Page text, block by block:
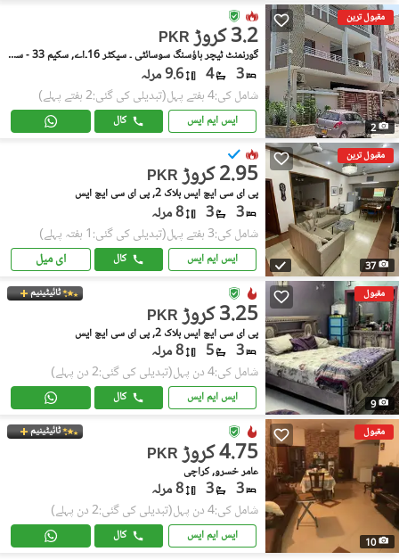
مقبول ترین
2
PKR 3.2 کروڑ
گورنمنٹ ٹیچر ہاؤسنگ سوسائٹی ۔ سیکٹر 16۔اے, سکیم 33 - سیکٹر 16-A
3
4 9.6 مرلہ
شامل کی:4 ہفتے پہل (تبدیلی کی گئی:2 ہفتے پہلے)
ایس ایم ایس کال
مقبول ترین
37
PKR 2.95 کروڑ
پی ای سی ایچ ایس بلاک 2, پی ای سی ایچ ایس
3
3 8 مرلہ
شامل کی:3 ہفتے پہل (تبدیلی کی گئی:1 ہفتہ پہلے)
ایس ایم ایس کال ای میل
مقبول
9
ٹائیٹینیم
PKR 3.25 کروڑ
پی ای سی ایچ ایس بلاک 2, پی ای سی ایچ ایس
3
5 8 مرلہ
شامل کی:4 دن پہل (تبدیلی کی گئی:2 دن پہلے)
ایس ایم ایس کال
مقبول
10
ٹائیٹینیم
PKR 4.75 کروڑ
عامر خسرو, کراچی
3
3 8 مرلہ
شامل کی:4 دن پہل (تبدیلی کی گئی:2 دن پہلے)
ایس ایم ایس کال